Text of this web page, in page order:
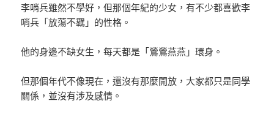
李哨兵雖然不學好，但那個年紀的少女，有不少都喜歡李
哨兵「放蕩不羈」的性格。
他的身邊不缺女生，每天都是「鶯鶯燕燕」環身。
但那個年代不像現在，還沒有那麼開放，大家都只是同學
關係，並沒有涉及感情。